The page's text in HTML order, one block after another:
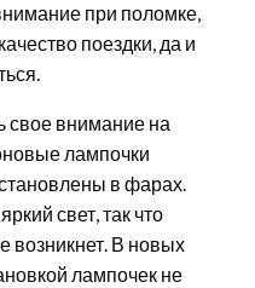
при поломке,
поездки, да и
свое внимание на
лампочки
в фарах.
свет, так что
возникнет. В новых
лампочек не